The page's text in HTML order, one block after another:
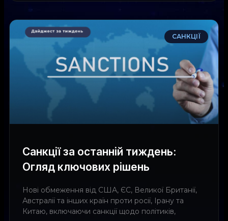
САНКЦІЇ
Санкції за останній тиждень:
Огляд ключових рішень
Нові обмеження від США, ЄС, Великої Британії,
Австралії та інших країн проти росії, Ірану та
Китаю, включаючи санкції щодо політиків,